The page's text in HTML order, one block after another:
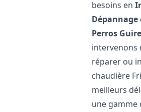
besoins en
Perros
intervenons
réparer ou
chaudière
meilleurs
une gamme